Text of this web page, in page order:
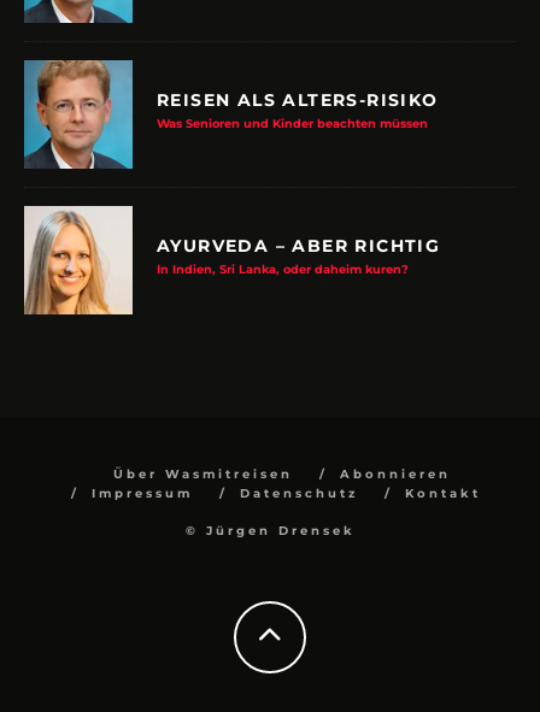
REISEN ALS ALTERS-RISIKO
Was Senioren und Kinder beachten müssen
AYURVEDA – ABER RICHTIG
In Indien, Sri Lanka, oder daheim kuren?
Über Wasmitreisen
Abonnieren
Impressum
Datenschutz Kontakt
© Jürgen Drensek